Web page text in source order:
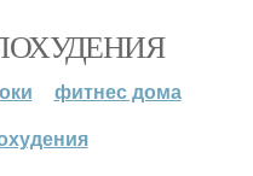
фитнес дома